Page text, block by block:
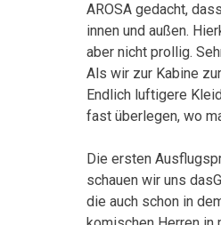
AROSA gedacht,
innen und außen.
aber nicht prollig.
Als wir zur Kabine
Endlich luftigere
fast überlegen, wo
Die ersten
schauen wir uns
die auch schon in